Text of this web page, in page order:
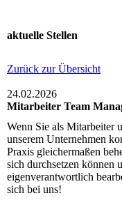
aktuelle Stellen
Zurück zur Übersicht
24.02.2026
Mitarbeiter Team
Wenn Sie als Mitarbeiter
unserem Unternehmen
Praxis gleichermaßen
sich durchsetzen können
eigenverantwortlich
sich bei uns!